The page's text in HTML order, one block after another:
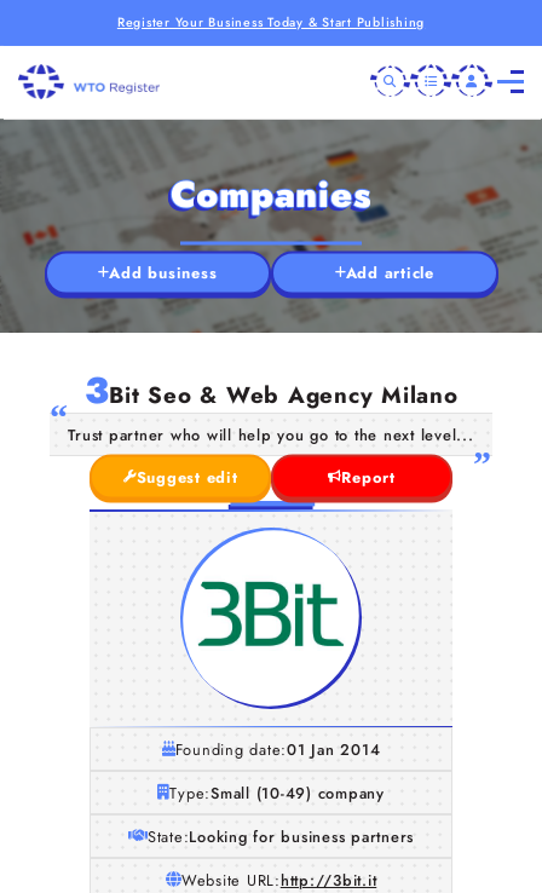
Register Your Business Today & Start Publishing
Companies
Add business Add article
3Bit Seo & Web Agency Milano
Trust partner who will help you go to the next level...
Suggest edit
Report
Founding date:01 Jan 2014
Type:Small (10-49) company
State:Looking for business partners
Website URL:http://3bit.it